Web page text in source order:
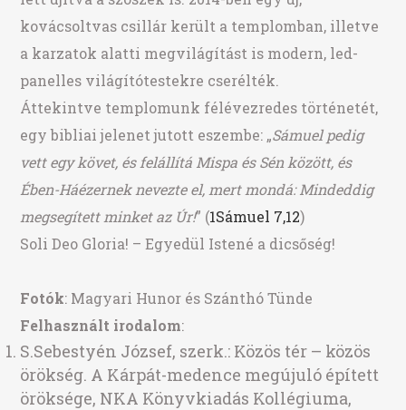
kovácsoltvas csillár került a templomban, illetve
a karzatok alatti megvilágítást is modern, led-
panelles világítótestekre cserélték.
Áttekintve templomunk félévezredes történetét,
egy bibliai jelenet jutott eszembe: „Sámuel pedig
vett egy követ, és felállítá Mispa és Sén között, és
Ében-Háézernek nevezte el, mert mondá: Mindeddig
megsegített minket az Úr!” (1Sámuel 7,12)
Soli Deo Gloria! – Egyedül Istené a dicsőség!
Fotók: Magyari Hunor és Szánthó Tünde
Felhasznált irodalom:
S.Sebestyén József, szerk.: Közös tér – közös
örökség. A Kárpát-medence megújuló épített
öröksége, NKA Könyvkiadás Kollégiuma,